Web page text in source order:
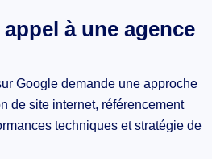
à une agence
Google demande une approche
de site internet, référencement
techniques et stratégie de